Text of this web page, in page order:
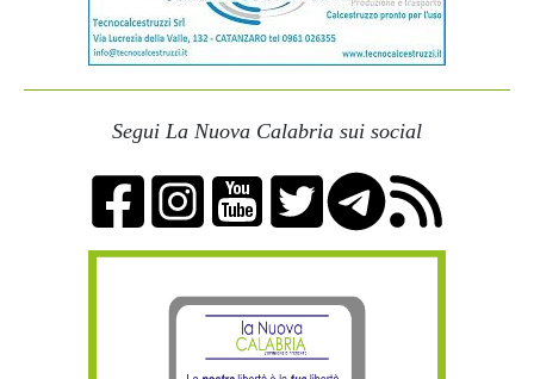
Segui La Nuova Calabria sui social